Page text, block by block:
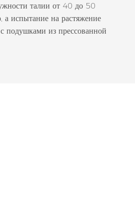
талии от 40 до 50
а испытание на растяжение
подушками из прессованной